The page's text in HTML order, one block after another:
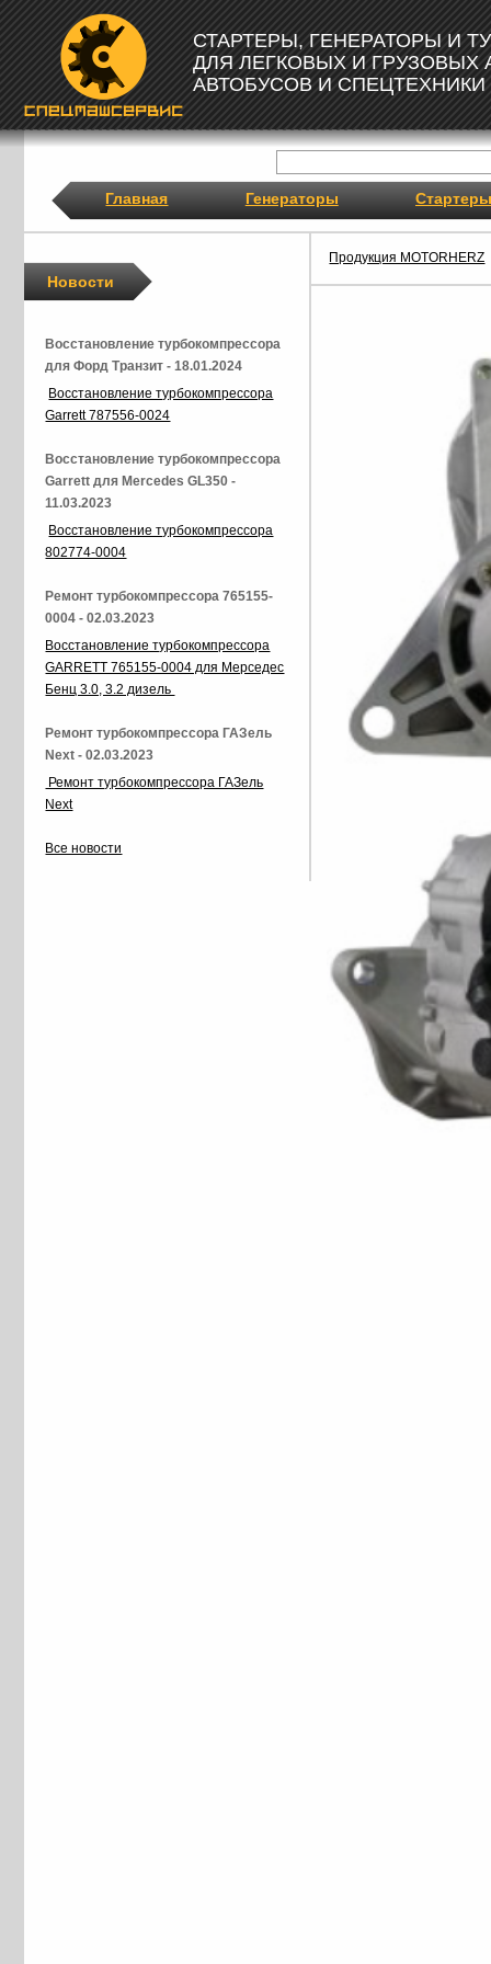
СТАРТЕРЫ, ГЕНЕРАТОРЫ И
ДЛЯ ЛЕГКОВЫХ И ГРУЗОВЫХ
АВТОБУСОВ И СПЕЦТЕХНИКИ
Главная Генераторы Стартеры
Продукция MOTORHERZ
Новости
Восстановление турбокомпрессора
для Форд Транзит - 18.01.2024
Восстановление турбокомпрессора
Garrett 787556-0024
Восстановление турбокомпрессора
Garrett для Mercedes GL350 -
11.03.2023
Восстановление турбокомпрессора
802774-0004
Ремонт турбокомпрессора 765155-
0004 - 02.03.2023
Восстановление турбокомпрессора
GARRETT 765155-0004 для Мерседес
Бенц 3.0, 3.2 дизель
Ремонт турбокомпрессора ГАЗель
Next - 02.03.2023
Ремонт турбокомпрессора ГАЗель
Next
Все новости